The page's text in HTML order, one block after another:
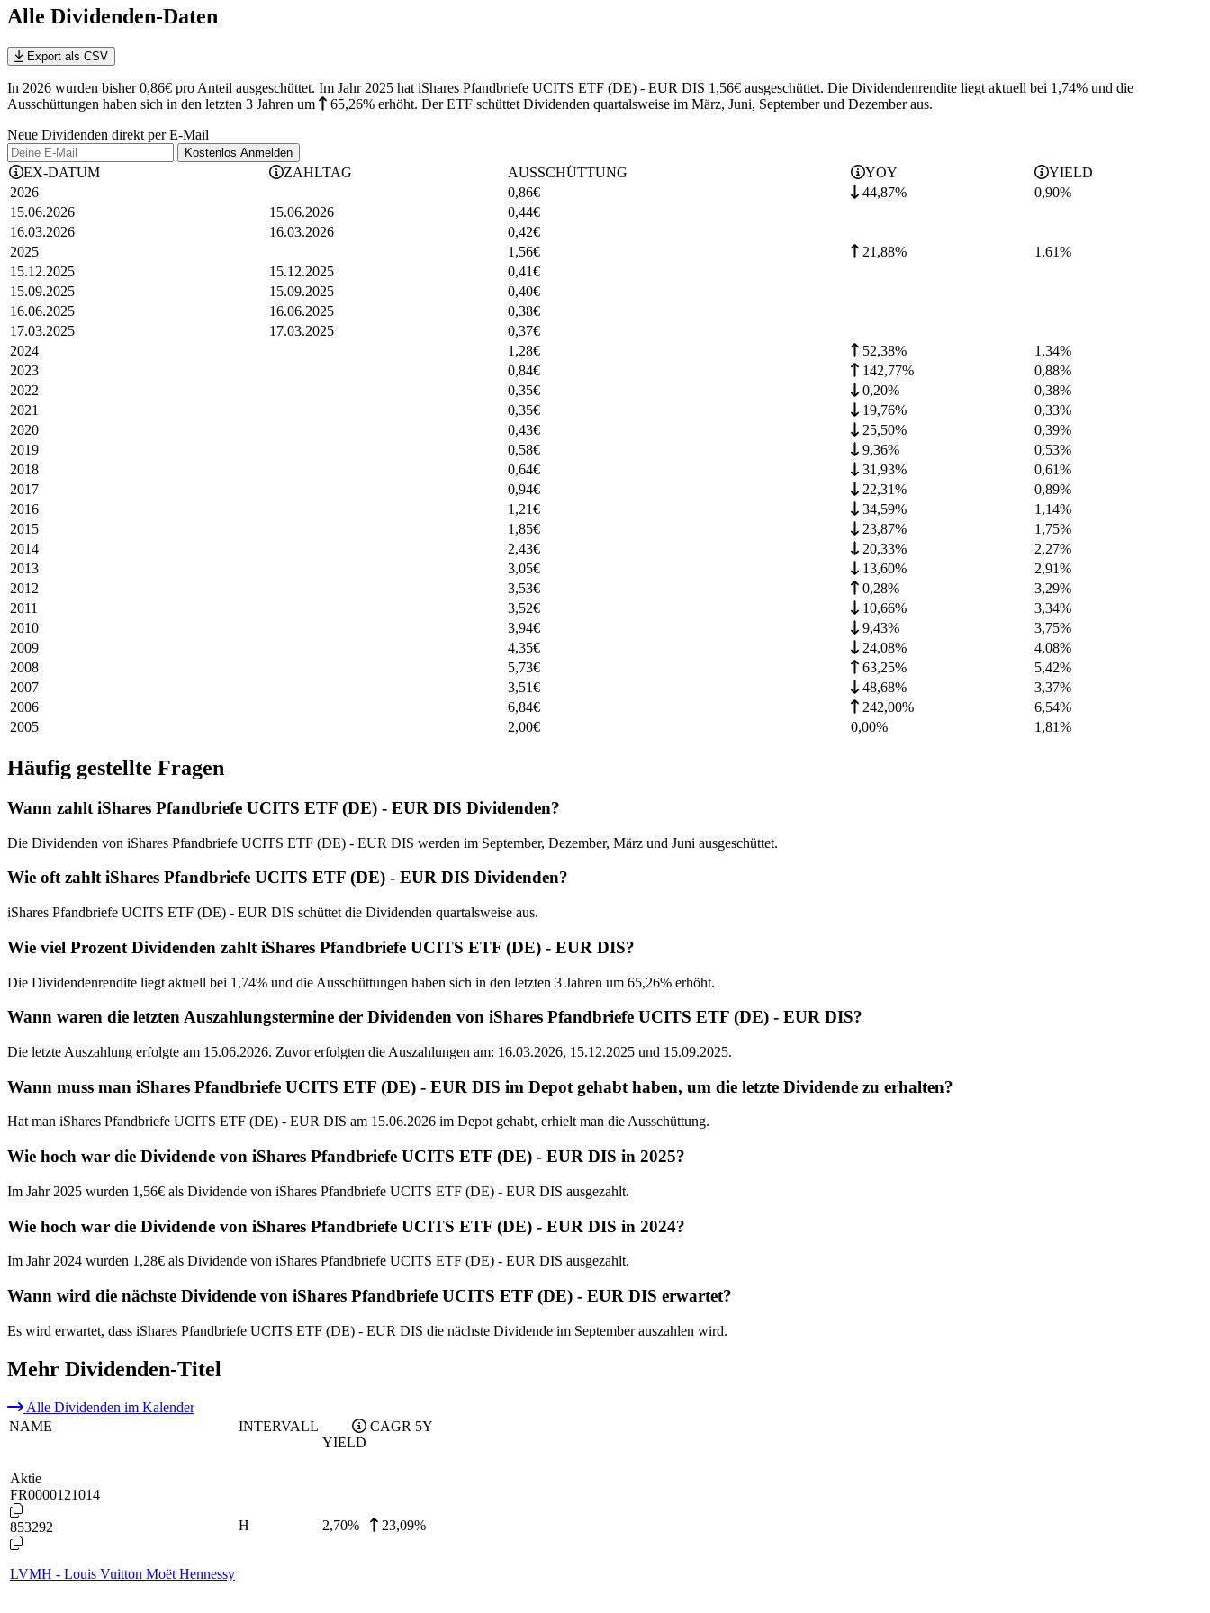
Alle Dividenden-Daten
Export als CSV
In 2026 wurden bisher 0,86€ pro Anteil ausgeschüttet. Im Jahr 2025 hat iShares Pfandbriefe UCITS ETF (DE) - EUR DIS 1,56€ ausgeschüttet. Die Dividendenrendite liegt aktuell bei 1,74% und die
Ausschüttungen haben sich in den letzten 3 Jahren um 65,26% erhöht. Der ETF schüttet Dividenden quartalsweise im März, Juni, September und Dezember aus.
Neue Dividenden direkt per E-Mail
Kostenlos Anmelden
EX-DATUM ZAHLTAG AUSSCHÜTTUNG YOY
YIELD
2026
0,86€ 44,87% 0,90%
15.06.2026
15.06.2026 0,44€
16.03.2026
16.03.2026 0,42€
2025
1,56€ 21,88% 1,61%
15.12.2025
15.12.2025 0,41€
15.09.2025
15.09.2025 0,40€
16.06.2025
16.06.2025 0,38€
17.03.2025
17.03.2025 0,37€
2024
1,28€ 52,38% 1,34%
2023
0,84€ 142,77% 0,88%
2022
0,35€ 0,20% 0,38%
2021
0,35€ 19,76% 0,33%
2020
0,43€ 25,50% 0,39%
2019
0,58€ 9,36% 0,53%
2018
0,64€ 31,93% 0,61%
2017
0,94€ 22,31% 0,89%
2016
1,21€ 34,59% 1,14%
2015
1,85€ 23,87% 1,75%
2014
2,43€ 20,33% 2,27%
2013
3,05€ 13,60% 2,91%
2012
3,53€ 0,28% 3,29%
2011
3,52€ 10,66% 3,34%
2010
3,94€ 9,43% 3,75%
2009
4,35€ 24,08% 4,08%
2008
5,73€ 63,25% 5,42%
2007
3,51€ 48,68% 3,37%
2006
6,84€ 242,00% 6,54%
2005
2,00€ 0,00% 1,81%
Häufig gestellte Fragen
Wann zahlt iShares Pfandbriefe UCITS ETF (DE) - EUR DIS Dividenden?
Die Dividenden von iShares Pfandbriefe UCITS ETF (DE) - EUR DIS werden im September, Dezember, März und Juni ausgeschüttet.
Wie oft zahlt iShares Pfandbriefe UCITS ETF (DE) - EUR DIS Dividenden?
iShares Pfandbriefe UCITS ETF (DE) - EUR DIS schüttet die Dividenden quartalsweise aus.
Wie viel Prozent Dividenden zahlt iShares Pfandbriefe UCITS ETF (DE) - EUR DIS?
Die Dividendenrendite liegt aktuell bei 1,74% und die Ausschüttungen haben sich in den letzten 3 Jahren um 65,26% erhöht.
Wann waren die letzten Auszahlungstermine der Dividenden von iShares Pfandbriefe UCITS ETF (DE) - EUR DIS?
Die letzte Auszahlung erfolgte am 15.06.2026. Zuvor erfolgten die Auszahlungen am: 16.03.2026, 15.12.2025 und 15.09.2025.
Wann muss man iShares Pfandbriefe UCITS ETF (DE) - EUR DIS im Depot gehabt haben, um die letzte Dividende zu erhalten?
Hat man iShares Pfandbriefe UCITS ETF (DE) - EUR DIS am 15.06.2026 im Depot gehabt, erhielt man die Ausschüttung.
Wie hoch war die Dividende von iShares Pfandbriefe UCITS ETF (DE) - EUR DIS in 2025?
Im Jahr 2025 wurden 1,56€ als Dividende von iShares Pfandbriefe UCITS ETF (DE) - EUR DIS ausgezahlt.
Wie hoch war die Dividende von iShares Pfandbriefe UCITS ETF (DE) - EUR DIS in 2024?
Im Jahr 2024 wurden 1,28€ als Dividende von iShares Pfandbriefe UCITS ETF (DE) - EUR DIS ausgezahlt.
Wann wird die nächste Dividende von iShares Pfandbriefe UCITS ETF (DE) - EUR DIS erwartet?
Es wird erwartet, dass iShares Pfandbriefe UCITS ETF (DE) - EUR DIS die nächste Dividende im September auszahlen wird.
Mehr Dividenden-Titel
Alle Dividenden im Kalender
NAME
INTERVALL
YIELD
CAGR 5Y
Aktie
FR0000121014
853292
LVMH - Louis Vuitton Moët Hennessy
H 2,70% 23,09%